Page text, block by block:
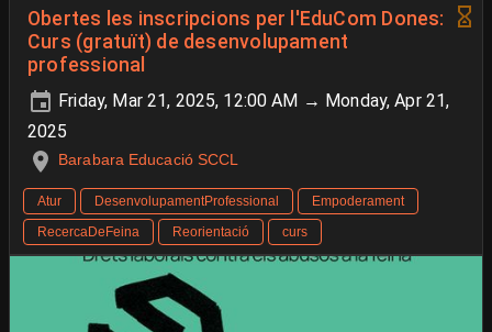
Obertes les inscripcions per l'EduCom Dones:
Curs (gratuït) de desenvolupament
professional
Friday, Mar 21, 2025, 12:00 AM → Monday, Apr 21,
2025
Barabara Educació SCCL
Atur DesenvolupamentProfessional
Empoderament
RecercaDeFeina
Reorientació curs